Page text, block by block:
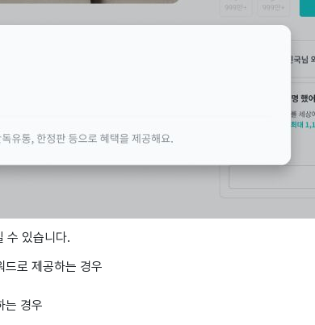
수 있습니다.
드로 제공하는 경우
는 경우